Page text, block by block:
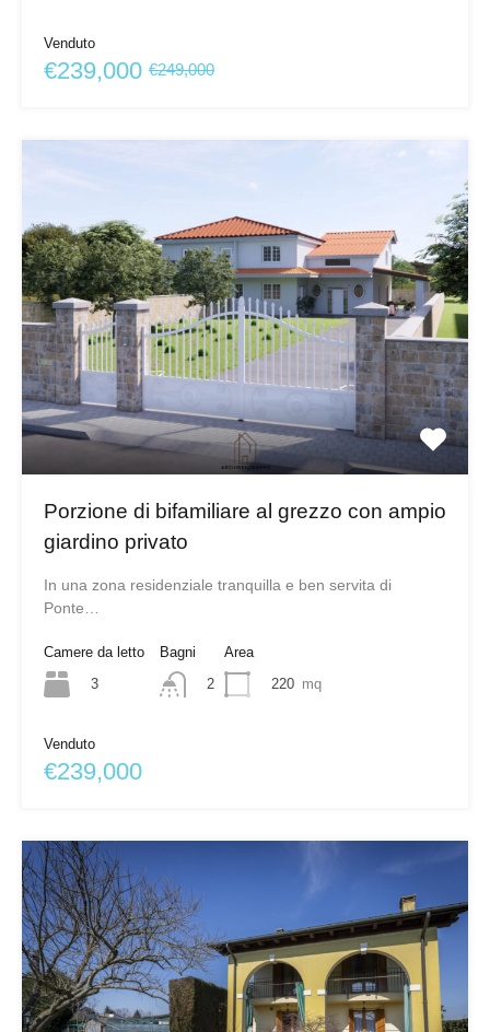
Venduto
€239,000 €249,000
Porzione di bifamiliare al grezzo con ampio
giardino privato
In una zona residenziale tranquilla e ben servita di
Ponte…
Camere da letto
3
Bagni
2
Area
220 mq
Venduto
€239,000